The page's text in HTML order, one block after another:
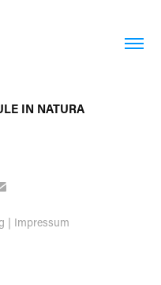
IN NATURA
| Impressum